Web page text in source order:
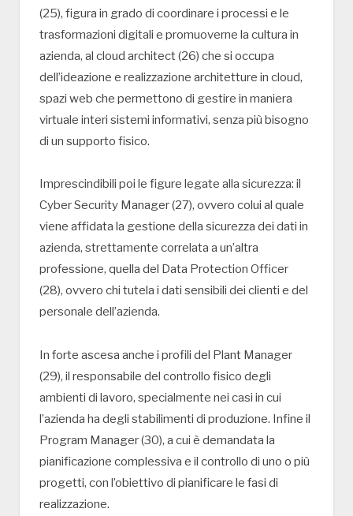
(25), figura in grado di coordinare i processi e le
trasformazioni digitali e promuoverne la cultura in
azienda, al cloud architect (26) che si occupa
dell’ideazione e realizzazione architetture in cloud,
spazi web che permettono di gestire in maniera
virtuale interi sistemi informativi, senza più bisogno
di un supporto fisico.
Imprescindibili poi le figure legate alla sicurezza: il
Cyber Security Manager (27), ovvero colui al quale
viene affidata la gestione della sicurezza dei dati in
azienda, strettamente correlata a un’altra
professione, quella del Data Protection Officer
(28), ovvero chi tutela i dati sensibili dei clienti e del
personale dell’azienda.
In forte ascesa anche i profili del Plant Manager
(29), il responsabile del controllo fisico degli
ambienti di lavoro, specialmente nei casi in cui
l’azienda ha degli stabilimenti di produzione. Infine il
Program Manager (30), a cui è demandata la
pianificazione complessiva e il controllo di uno o più
progetti, con l’obiettivo di pianificare le fasi di
realizzazione.